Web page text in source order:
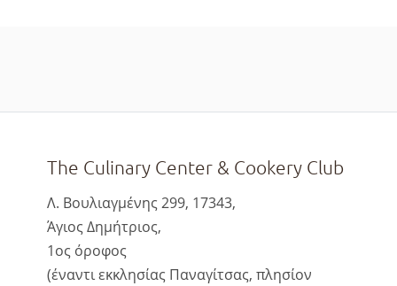
The Culinary Center & Cookery Club
Λ. Βουλιαγμένης 299, 17343,
Άγιος Δημήτριος,
1ος όροφος
(έναντι εκκλησίας Παναγίτσας, πλησίον